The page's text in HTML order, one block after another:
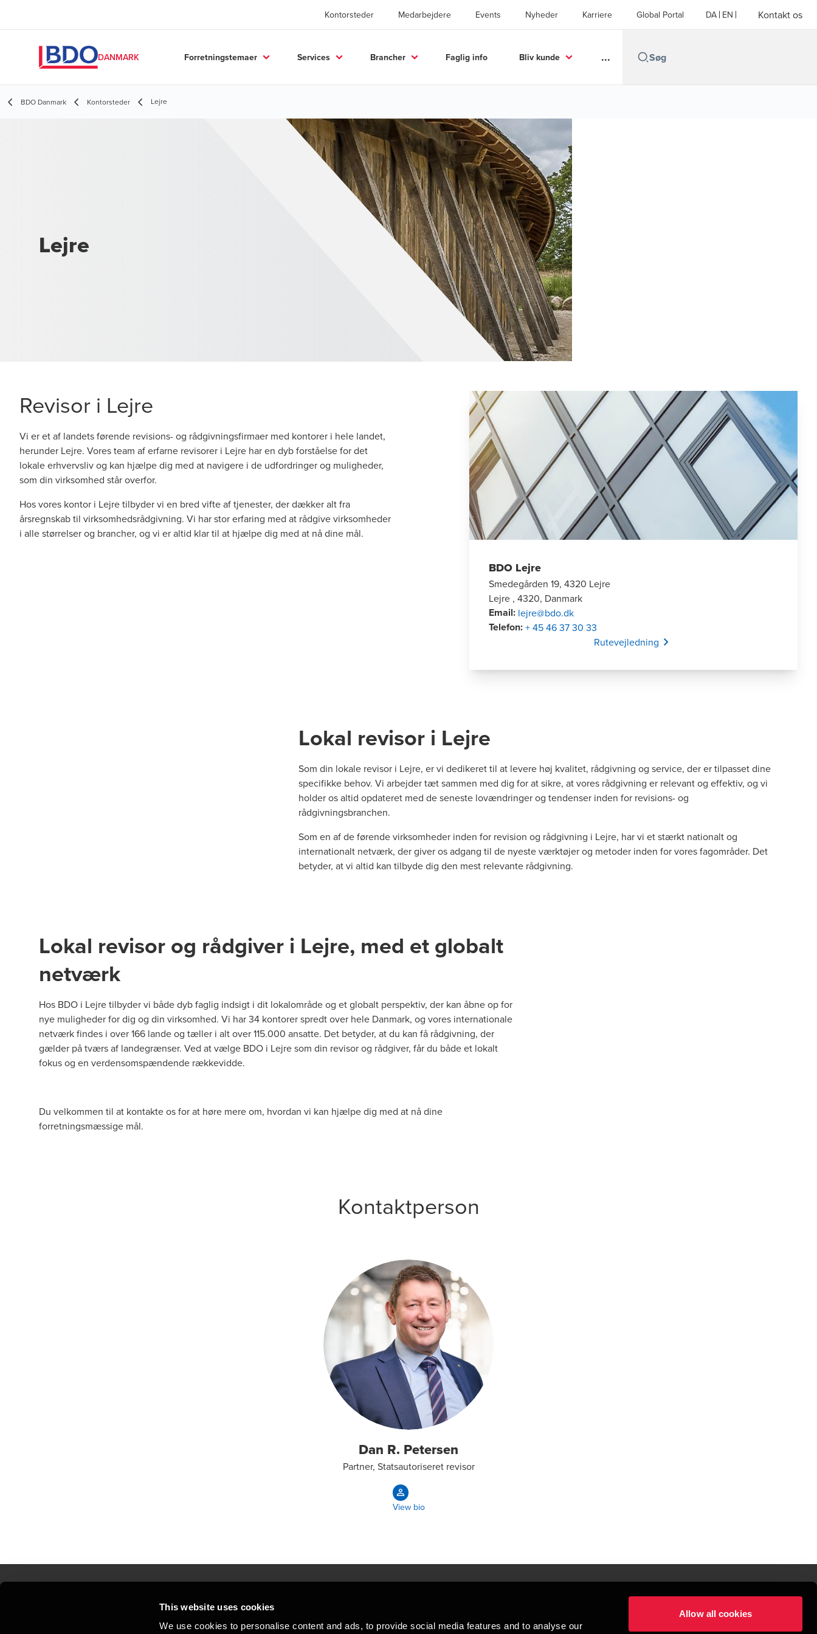
This website uses cookies
We use cookies to personalise content and ads, to provide social media features and to analyse our
Allow all cookies
Kontorsteder Medarbejdere Events Nyheder Karriere Global Portal DA EN Kontakt os
DANMARK Forretningstemaer Services Brancher Faglig info Bliv kunde ...
BDO Danmark Kontorsteder Lejre
Lejre
Revisor i Lejre
Vi er et af landets førende revisions- og rådgivningsfirmaer med kontorer i hele landet,
herunder Lejre. Vores team af erfarne revisorer i Lejre har en dyb forståelse for det
lokale erhvervsliv og kan hjælpe dig med at navigere i de udfordringer og muligheder,
som din virksomhed står overfor.
Hos vores kontor i Lejre tilbyder vi en bred vifte af tjenester, der dækker alt fra
årsregnskab til virksomhedsrådgivning. Vi har stor erfaring med at rådgive virksomheder
i alle størrelser og brancher, og vi er altid klar til at hjælpe dig med at nå dine mål.
BDO Lejre
Smedegården 19, 4320 Lejre
Lejre , 4320, Danmark
Email: lejre@bdo.dk
Telefon:+ 45 46 37 30 33
RutevejledningOpens In A New Window/tab
Lokal revisor i Lejre
Som din lokale revisor i Lejre, er vi dedikeret til at levere høj kvalitet, rådgivning og service, der er tilpasset dine
specifikke behov. Vi arbejder tæt sammen med dig for at sikre, at vores rådgivning er relevant og effektiv, og vi
holder os altid opdateret med de seneste lovændringer og tendenser inden for revisions- og
rådgivningsbranchen.
Som en af de førende virksomheder inden for revision og rådgivning i Lejre, har vi et stærkt nationalt og
internationalt netværk, der giver os adgang til de nyeste værktøjer og metoder inden for vores fagområder. Det
betyder, at vi altid kan tilbyde dig den mest relevante rådgivning.
Lokal revisor og rådgiver i Lejre, med et globalt
netværk
Hos BDO i Lejre tilbyder vi både dyb faglig indsigt i dit lokalområde og et globalt perspektiv, der kan åbne op for
nye muligheder for dig og din virksomhed. Vi har 34 kontorer spredt over hele Danmark, og vores internationale
netværk findes i over 166 lande og tæller i alt over 115.000 ansatte. Det betyder, at du kan få rådgivning, der
gælder på tværs af landegrænser. Ved at vælge BDO i Lejre som din revisor og rådgiver, får du både et lokalt
fokus og en verdensomspændende rækkevidde.
Du velkommen til at kontakte os for at høre mere om, hvordan vi kan hjælpe dig med at nå dine
forretningsmæssige mål.
Kontaktperson
Dan R. Petersen
Partner, Statsautoriseret revisor
View bio
Kontorsteder Mennesker, der hjælper mennesker